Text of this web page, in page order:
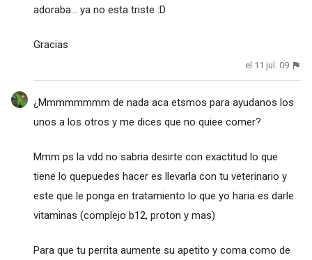
adoraba... ya no esta triste :D
Gracias
el 11 jul. 09
¿Mmmmmmmm de nada aca etsmos para ayudanos los
unos a los otros y me dices que no quiee comer?
Mmm ps la vdd no sabria desirte con exactitud lo que
tiene lo quepuedes hacer es llevarla con tu veterinario y
este que le ponga en tratamiento lo que yo haria es darle
vitaminas (complejo b12, proton y mas)
Para que tu perrita aumente su apetito y coma como de